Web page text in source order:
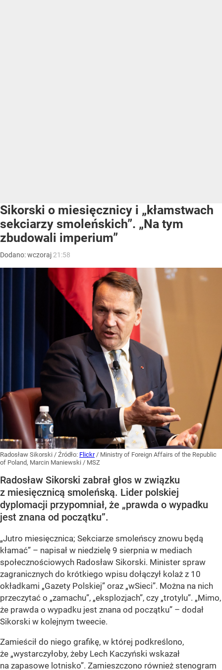
Sikorski o miesięcznicy i „kłamstwach
sekciarzy smoleńskich”. „Na tym
zbudowali imperium”
Dodano:wczoraj 21:58
Radosław Sikorski / Źródło: Flickr / Ministry of Foreign Affairs of the Republic
of Poland, Marcin Maniewski / MSZ
Radosław Sikorski zabrał głos w związku
z miesięcznicą smoleńską. Lider polskiej
dyplomacji przypomniał, że „prawda o wypadku
jest znana od początku”.
„Jutro miesięcznica; Sekciarze smoleńscy znowu będą
kłamać” – napisał w niedzielę 9 sierpnia w mediach
społecznościowych Radosław Sikorski. Minister spraw
zagranicznych do krótkiego wpisu dołączył kolaż z 10
okładkami „Gazety Polskiej” oraz „wSieci”. Można na nich
przeczytać o „zamachu”, „eksplozjach”, czy „trotylu”. „Mimo,
że prawda o wypadku jest znana od początku” – dodał
Sikorski w kolejnym tweecie.
Zamieścił do niego grafikę, w której podkreślono,
że „wystarczyłoby, żeby Lech Kaczyński wskazał
na zapasowe lotnisko”. Zamieszczono również stenogram